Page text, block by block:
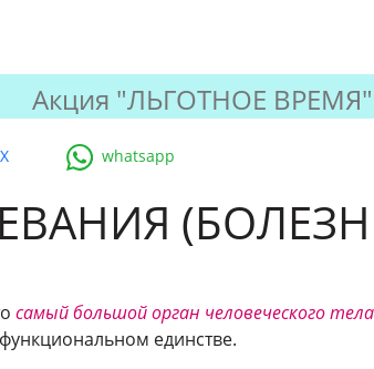
Акция "ЛЬГОТНОЕ ВРЕМЯ"
whatsapp
самый большой орган человеческого
единстве.